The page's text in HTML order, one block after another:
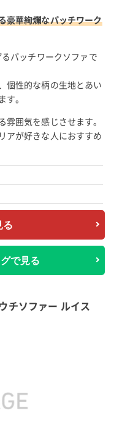
豪華絢爛なパッチワーク
パッチワークソファで
個性的な柄の生地とあい
。
囲気を感じさせます。
アが好きな人におすすめ
る
で見る
チソファー ルイス